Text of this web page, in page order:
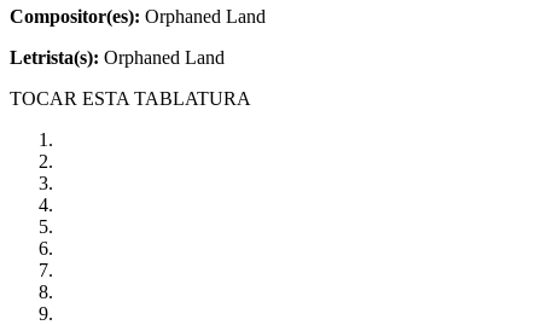
Compositor(es): Orphaned Land
Letrista(s): Orphaned Land
TOCAR ESTA TABLATURA